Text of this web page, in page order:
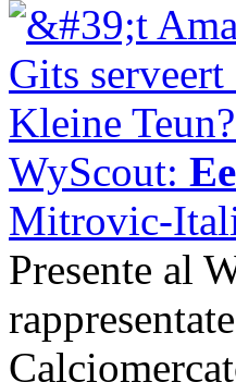
WyScout:
Mitrovic-
Presente al